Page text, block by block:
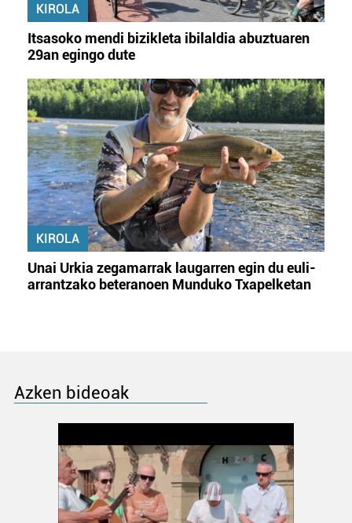
KIROLA
Itsasoko mendi bizikleta ibilaldia abuztuaren
29an egingo dute
KIROLA
Unai Urkia zegamarrak laugarren egin du euli-
arrantzako beteranoen Munduko Txapelketan
Azken bideoak